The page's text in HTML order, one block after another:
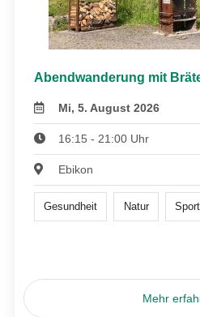
Abendwanderung mit
Mi, 5. August 2026
16:15 - 21:00 Uhr
Ebikon
Gesundheit Natur Sport
Mehr